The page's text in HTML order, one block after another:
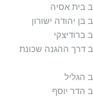
בית אסיה
יהודה ישורון
ברודיצקי
דרך ההגנה שכונת
הגליל
הדר יוסף